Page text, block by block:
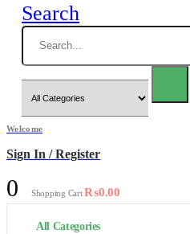
Search
Welcome
Sign In / Register
0 Shopping Cart₨0.00
All Categories